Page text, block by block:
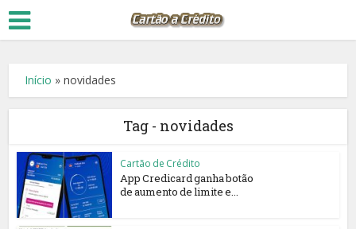
Início »novidades
Tag - novidades
Cartão de Crédito
App Credicard ganha botão
de aumento de limite e...